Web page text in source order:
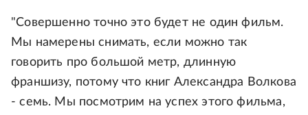
"Совершенно точно это будет не один фильм.
Мы намерены снимать, если можно так
говорить про большой метр, длинную
франшизу, потому что книг Александра Волкова
- семь. Мы посмотрим на успех этого фильма,